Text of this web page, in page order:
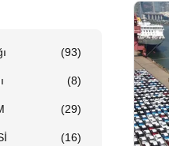
(93)
(8)
(29)
(16)